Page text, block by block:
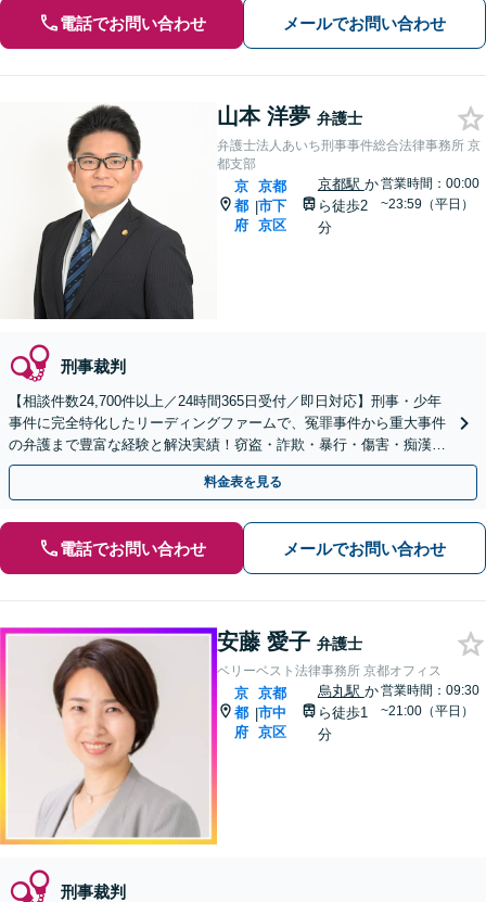
電話でお問い合わせ メールでお問い合わせ
山本 洋夢 弁護士
弁護士法人あいち刑事事件総合法律事務所 京
都支部
京
都
府
|
京都
市下
京区
京都駅 か
ら徒歩2
分
営業時間：00:00
~23:59（平日）
刑事裁判
【相談件数24,700件以上／24時間365日受付／即日対応】刑事・少年
事件に完全特化したリーディングファームで、冤罪事件から重大事件
の弁護まで豊富な経験と解決実績！窃盗・詐欺・暴行・傷害・痴漢・
盗撮・薬物犯罪など幅広い分野に対応可能です！
料金表を見る
電話でお問い合わせ メールでお問い合わせ
安藤 愛子 弁護士
ベリーベスト法律事務所 京都オフィス
京
都
府
|
京都
市中
京区
烏丸駅 か
ら徒歩1
分
営業時間：09:30
~21:00（平日）
刑事裁判